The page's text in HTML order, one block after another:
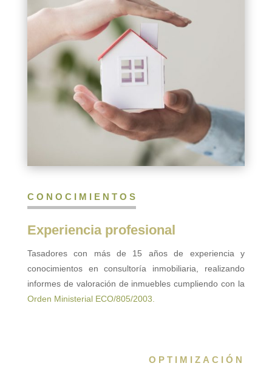
CONOCIMIENTOS
Experiencia profesional
Tasadores con más de 15 años de experiencia y
conocimientos en consultoría inmobiliaria, realizando
informes de valoración de inmuebles cumpliendo con la
Orden Ministerial ECO/805/2003.
OPTIMIZACIÓN